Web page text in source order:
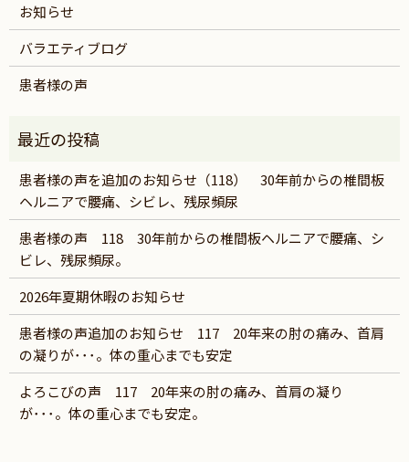
お知らせ
バラエティブログ
患者様の声
患者様の声を追加のお知らせ（118） 30年前からの椎間板
ヘルニアで腰痛、シビレ、残尿頻尿
患者様の声 118 30年前からの椎間板ヘルニアで腰痛、シ
ビレ、残尿頻尿。
2026年夏期休暇のお知らせ
患者様の声追加のお知らせ 117 20年来の肘の痛み、首肩
の凝りが･･･。体の重心までも安定
よろこびの声 117 20年来の肘の痛み、首肩の凝り
が･･･。体の重心までも安定。